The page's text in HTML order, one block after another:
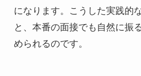
になります。こうした実践的
と、本番の面接でも自然に振
められるのです。